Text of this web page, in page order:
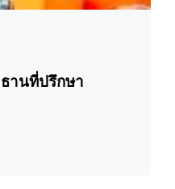
านที่ปรึกษา